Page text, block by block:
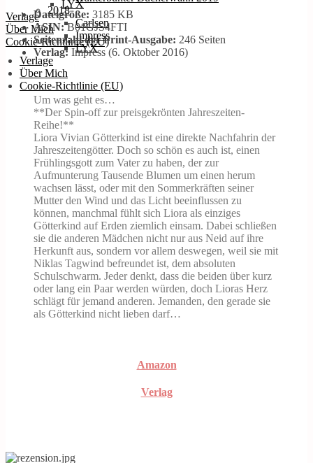
LYX
Verlage
Über Mich
Cookie-Richtlinie (EU)
2018
Carlsen
Impress
LYX
Verlage
Über Mich
Cookie-Richtlinie (EU)
Dateigröße: 3185 KB
ASIN:B01GJS4FTI
Seitenzahl der Print-Ausgabe: 246 Seiten
Verlag: Impress (6. Oktober 2016)
Um was geht es…
**Der Spin-off zur preisgekrönten Jahreszeiten-
Reihe!**
Liora Vivian Götterkind ist eine direkte Nachfahrin der
Jahreszeitengötter. Doch so schön es auch ist, einen
Frühlingsgott zum Vater zu haben, der zur
Aufmunterung Tausende Blumen um einen herum
wachsen lässt, oder mit den Sommerkräften seiner
Mutter den Wind und das Licht beeinflussen zu
können, manchmal fühlt sich Liora als einziges
Götterkind auf Erden ziemlich einsam. Dabei schließen
sie die anderen Mädchen nicht nur aus Neid auf ihre
Herkunft aus, sondern vor allem deswegen, weil sie mit
Niklas Tagwind befreundet ist, dem absoluten
Schulschwarm. Jeder denkt, dass die beiden über kurz
oder lang ein Paar werden würden, doch Lioras Herz
schlägt für jemand anderen. Jemanden, den gerade sie
als Götterkind nicht lieben darf…
Amazon
Verlag